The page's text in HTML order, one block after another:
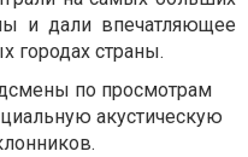
и дали впечатляющее
городах страны.
по просмотрам
акустическую